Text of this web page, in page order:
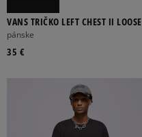
VANS TRIČKO LEFT CHEST II LOOSE
SS
pánske
35 €